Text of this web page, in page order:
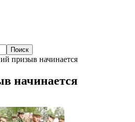
призыв начинается
начинается